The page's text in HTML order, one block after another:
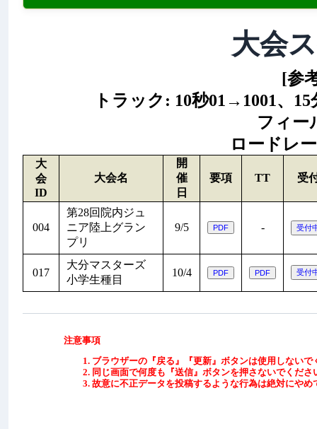
大会
[参
トラック: 10秒01→1001、
フィー
ロードレ
大
会
ID
大会名
開
催
日
要項 TT 受
004
第28回院内ジュ
ニア陸上グラン
プリ
9/5 -
017
大分マスターズ
小学生種目
10/4
注意事項
ブラウザーの『戻る』『更新』ボタンは使用しないで
同じ画面で何度も『送信』ボタンを押さないでくださ
故意に不正データを投稿するような行為は絶対にやめ